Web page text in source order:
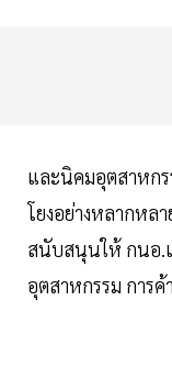
และนิคมอุตสาหกร
โยงอย่างหลากหล
สนับสนุนให้ กนอ.
อุตสาหกรรม การ